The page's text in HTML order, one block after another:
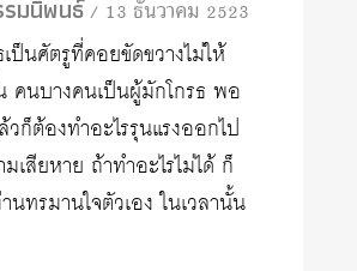
รมนิพนธ์/ 13 ธันวาคม 2523
ป็นศัตรูที่คอยขัดขวางไม่ให้
คนบางคนเป็นผู้มักโกรธ พอ
วก็ต้องทำอะไรรุนแรงออกไป
เสียหาย ถ้าทำอะไรไม่ได้ ก็
นทรมานใจตัวเอง ในเวลานั้น